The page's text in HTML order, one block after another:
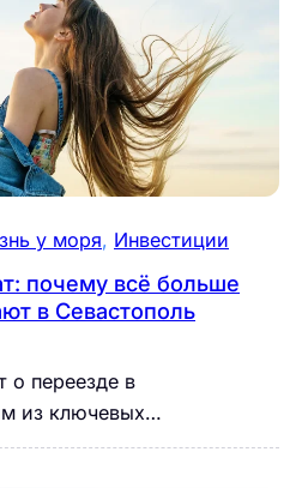
у моря, Инвестиции
почему всё больше
в Севастополь
о переезде в
из ключевых…